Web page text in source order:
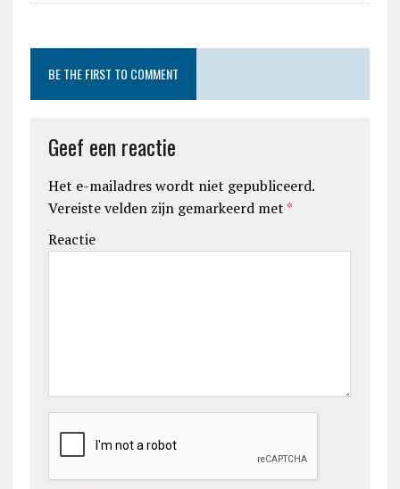
BE THE FIRST TO COMMENT
Geef een reactie
Het e-mailadres wordt niet gepubliceerd.
Vereiste velden zijn gemarkeerd met *
Reactie